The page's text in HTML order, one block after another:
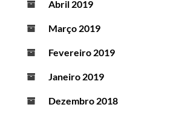
Abril 2019
Março 2019
Fevereiro 2019
Janeiro 2019
Dezembro 2018